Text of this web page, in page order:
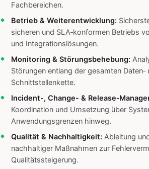
Fachbereichen.
Betrieb & Weiterentwicklung:
sicheren und SLA‑konformen Betriebs
und Integrationslösungen.
Monitoring & Störungsbehebung:
Störungen entlang der gesamten Daten‑
Schnittstellenkette.
Incident-, Change- &
Koordination und Umsetzung über
Anwendungsgrenzen hinweg.
Qualität & Nachhaltigkeit: Ableitung
nachhaltiger Maßnahmen zur
Qualitätssteigerung.